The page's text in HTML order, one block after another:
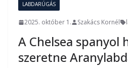
LABDARÚGÁS
2025. október 1. Szakács Kornél
A Chelsea spanyol
szeretne